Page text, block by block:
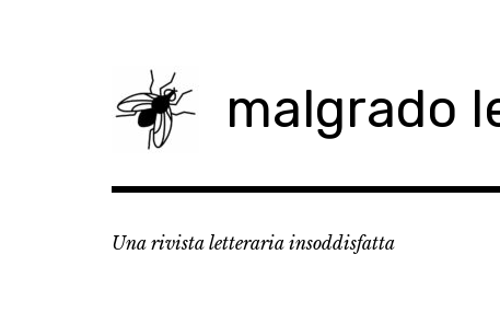
malgrado
Una rivista letteraria insoddisfatta